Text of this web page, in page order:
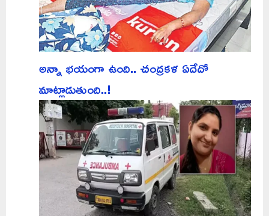
అన్నా భయంగా ఉంది.. చంద్రకళ ఏదేదో
మాట్లాడుతుంది..!